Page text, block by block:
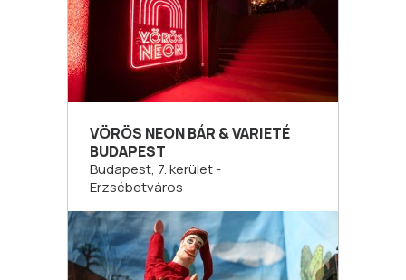
VÖRÖS NEON BÁR & VARIETÉ
BUDAPEST
Budapest, 7. kerület -
Erzsébetváros